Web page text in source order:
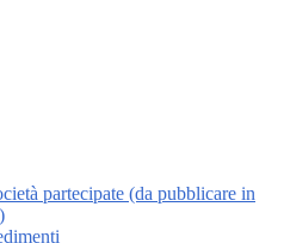
partecipate (da pubblicare in